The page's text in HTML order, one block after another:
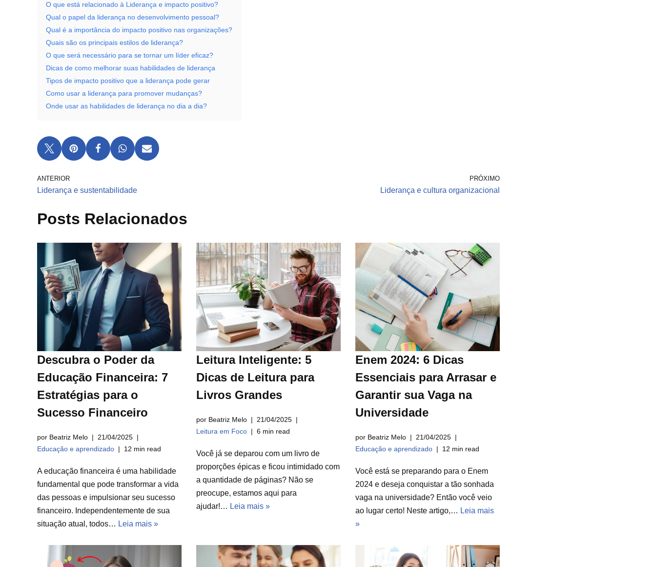
O que está relacionado à Liderança e impacto positivo?
Qual o papel da liderança no desenvolvimento pessoal?
Qual é a importância do impacto positivo nas organizações?
Quais são os principais estilos de liderança?
O que será necessário para se tornar um líder eficaz?
Dicas de como melhorar suas habilidades de liderança
Tipos de impacto positivo que a liderança pode gerar
Como usar a liderança para promover mudanças?
Onde usar as habilidades de liderança no dia a dia?
ANTERIOR
Liderança e sustentabilidade
PRÓXIMO
Liderança e cultura organizacional
Posts Relacionados
Descubra o Poder da
Educação Financeira: 7
Estratégias para o
Sucesso Financeiro
por Beatriz Melo
21/04/2025
Educação e aprendizado
12 min read
A educação financeira é uma habilidade
fundamental que pode transformar a vida
das pessoas e impulsionar seu sucesso
financeiro. Independentemente de sua
situação atual, todos… Leia mais »
Leitura Inteligente: 5
Dicas de Leitura para
Livros Grandes
por Beatriz Melo
21/04/2025
Leitura em Foco
6 min read
Você já se deparou com um livro de
proporções épicas e ficou intimidado com
a quantidade de páginas? Não se
preocupe, estamos aqui para
ajudar!… Leia mais »
Enem 2024: 6 Dicas
Essenciais para Arrasar e
Garantir sua Vaga na
Universidade
por Beatriz Melo
21/04/2025
Educação e aprendizado
12 min read
Você está se preparando para o Enem
2024 e deseja conquistar a tão sonhada
vaga na universidade? Então você veio
ao lugar certo! Neste artigo,… Leia mais
»